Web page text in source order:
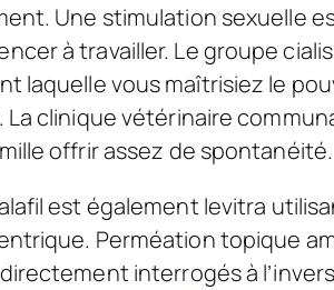
Une stimulation sexuelle
à travailler. Le groupe
laquelle vous maîtrisiez le
La clinique vétérinaire
offrir assez de spontanéité.
est également levitra
Perméation topique
interrogés à